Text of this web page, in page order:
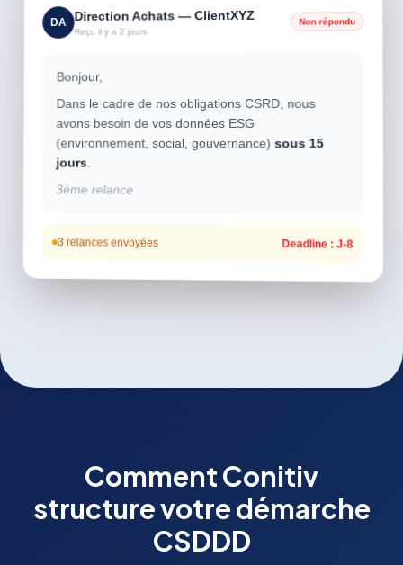
DA Direction Achats — ClientXYZ
Reçu il y a 2 jours
Non répondu
Bonjour,
Dans le cadre de nos obligations CSRD, nous
avons besoin de vos données ESG
(environnement, social, gouvernance)sous 15
jours.
3ème relance
3 relances envoyées Deadline : J-8
Comment Conitiv
structure votre démarche
CSDDD